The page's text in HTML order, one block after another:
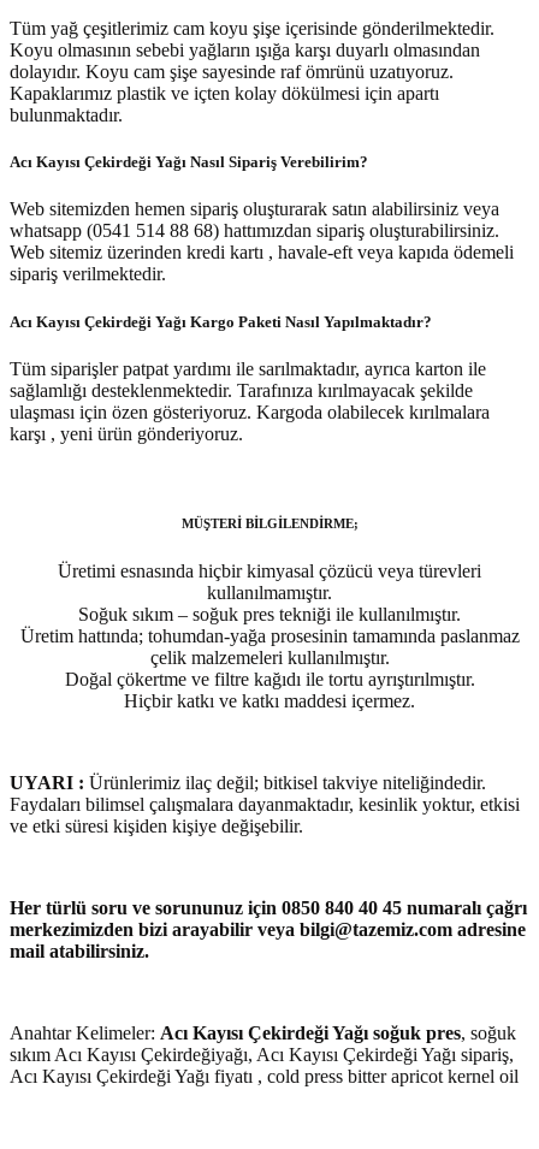
Tüm yağ çeşitlerimiz cam koyu şişe içerisinde gönderilmektedir.
Koyu olmasının sebebi yağların ışığa karşı duyarlı olmasından
dolayıdır. Koyu cam şişe sayesinde raf ömrünü uzatıyoruz.
Kapaklarımız plastik ve içten kolay dökülmesi için apartı
bulunmaktadır.
Acı Kayısı Çekirdeği Yağı Nasıl Sipariş Verebilirim?
Web sitemizden hemen sipariş oluşturarak satın alabilirsiniz veya
whatsapp (0541 514 88 68) hattımızdan sipariş oluşturabilirsiniz.
Web sitemiz üzerinden kredi kartı , havale-eft veya kapıda ödemeli
sipariş verilmektedir.
Acı Kayısı Çekirdeği Yağı Kargo Paketi Nasıl Yapılmaktadır?
Tüm siparişler patpat yardımı ile sarılmaktadır, ayrıca karton ile
sağlamlığı desteklenmektedir. Tarafınıza kırılmayacak şekilde
ulaşması için özen gösteriyoruz. Kargoda olabilecek kırılmalara
karşı , yeni ürün gönderiyoruz.
MÜŞTERİ BİLGİLENDİRME;
Üretimi esnasında hiçbir kimyasal çözücü veya türevleri
kullanılmamıştır.
Soğuk sıkım – soğuk pres tekniği ile kullanılmıştır.
Üretim hattında; tohumdan-yağa prosesinin tamamında paslanmaz
çelik malzemeleri kullanılmıştır.
Doğal çökertme ve filtre kağıdı ile tortu ayrıştırılmıştır.
Hiçbir katkı ve katkı maddesi içermez.
UYARI : Ürünlerimiz ilaç değil; bitkisel takviye niteliğindedir.
Faydaları bilimsel çalışmalara dayanmaktadır, kesinlik yoktur, etkisi
ve etki süresi kişiden kişiye değişebilir.
Her türlü soru ve sorununuz için 0850 840 40 45 numaralı çağrı
merkezimizden bizi arayabilir veya bilgi@tazemiz.com adresine
mail atabilirsiniz.
Anahtar Kelimeler: Acı Kayısı Çekirdeği Yağı soğuk pres, soğuk
sıkım Acı Kayısı Çekirdeğiyağı, Acı Kayısı Çekirdeği Yağı sipariş,
Acı Kayısı Çekirdeği Yağı fiyatı , cold press bitter apricot kernel oil